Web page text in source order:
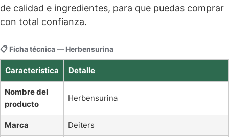
de calidad e ingredientes, para que puedas comprar
con total confianza.
📋 Ficha técnica — Herbensurina
Característica Detalle
Nombre del
producto
Herbensurina
Marca Deiters